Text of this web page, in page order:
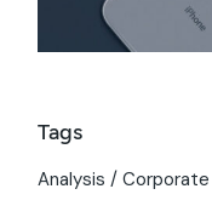
Tags
Analysis Corporate